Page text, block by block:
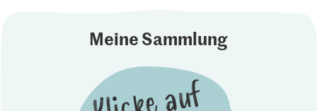
Meine Sammlung